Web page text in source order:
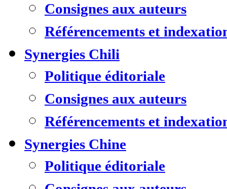
Consignes aux auteurs
Référencements et
Synergies Chili
Politique éditoriale
Consignes aux auteurs
Référencements et
Synergies Chine
Politique éditoriale